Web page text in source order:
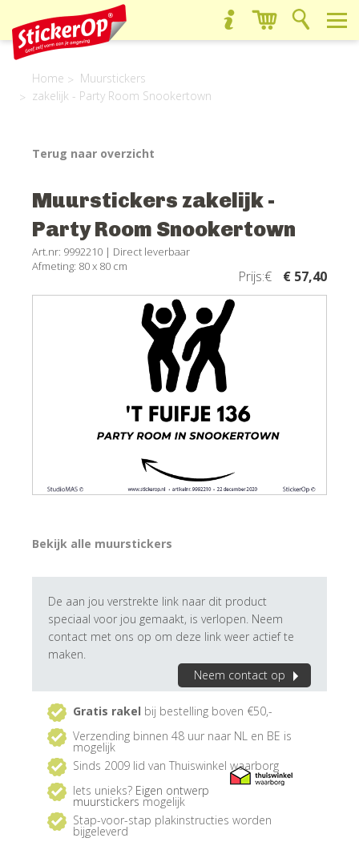
Home
Muurstickers
zakelijk - Party Room Snookertown
Terug naar overzicht
Muurstickers zakelijk -
Party Room Snookertown
Art.nr: 9992210 | Direct leverbaar
Afmeting: 80 x 80 cm
Prijs:€ € 57,40
Bekijk alle muurstickers
De aan jou verstrekte link naar dit product
speciaal voor jou gemaakt, is verlopen. Neem
contact met ons op om deze link weer actief te
maken.
Neem contact op
Gratis rakel bij bestelling boven €50,-
Verzending binnen 48 uur naar NL en BE is
mogelijk
Sinds 2009 lid van Thuiswinkel waarborg
Iets unieks? Eigen ontwerp
muurstickers mogelijk
Stap-voor-stap plakinstructies worden
bijgeleverd